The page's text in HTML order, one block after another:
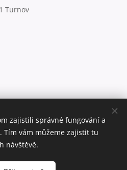
Turnov
zajistili správné fungování a
Tím vám můžeme zajistit tu
návštěvě.